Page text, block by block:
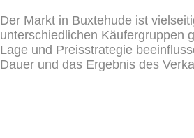
Der Markt in Buxtehude ist
unterschiedlichen Käufergruppen
Lage und Preisstrategie
Dauer und das Ergebnis des